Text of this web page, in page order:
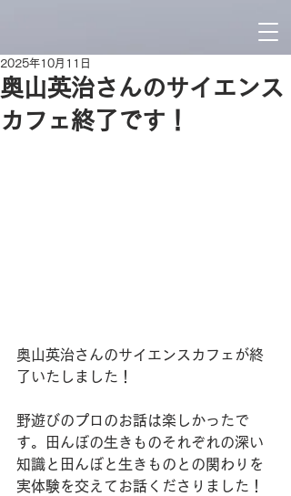
奥山英治さんのサイエンス
カフェ終了です！
2025年10月11日
奥山英治さんのサイエンスカフェが終
了いたしました！
野遊びのプロのお話は楽しかったで
す。田んぼの生きものそれぞれの深い
知識と田んぼと生きものとの関わりを
実体験を交えてお話くださりました！